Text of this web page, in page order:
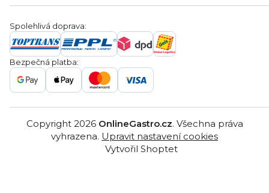
Blog
Ochrana osobních údajů
Reklamační řády
Servis a reklamace
Poptávka
Gastro projekty
Značky
Gastro velkoobchod
Spolehlivá doprava:
Bezpečná platba:
Vytvořil Shoptet
Copyright 2026 OnlineGastro.cz. Všechna práva
vyhrazena. Upravit nastavení cookies